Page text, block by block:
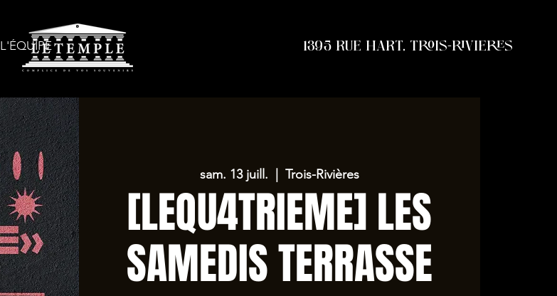
L'ÉQUIPE 1395 RUE HART, TROIS-RIVIERES
sam. 13 juill. Trois-Rivières
[LEQU4TRIEME] LES
SAMEDIS TERRASSE